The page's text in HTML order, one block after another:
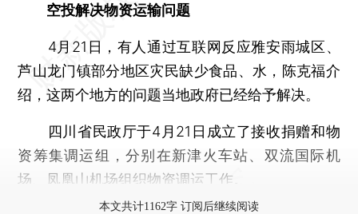
空投解决物资运输问题
4月21日，有人通过互联网反应雅安雨城区、
芦山龙门镇部分地区灾民缺少食品、水，陈克福介
绍，这两个地方的问题当地政府已经给予解决。
四川省民政厅于4月21日成立了接收捐赠和物
资筹集调运组，分别在新津火车站、双流国际机
场、凤凰山机场组织物资调运工作。
本文共计1162字 订阅后继续阅读